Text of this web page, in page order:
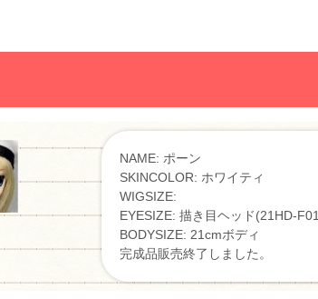
NAME: ポーン
SKINCOLOR: ホワイティ
WIGSIZE:
EYESIZE: 描き目ヘッド(21HD-
BODYSIZE: 21cmボディ
完成品販売終了しました。